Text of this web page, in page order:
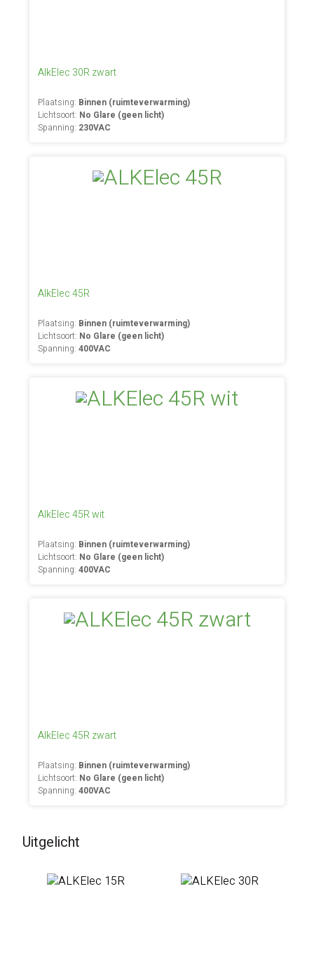
AlkElec 30R zwart
Plaatsing: Binnen (ruimteverwarming)
Lichtsoort: No Glare (geen licht)
Spanning: 230VAC
AlkElec 45R
Plaatsing: Binnen (ruimteverwarming)
Lichtsoort: No Glare (geen licht)
Spanning:400VAC
AlkElec 45R wit
Plaatsing: Binnen (ruimteverwarming)
Lichtsoort: No Glare (geen licht)
Spanning:400VAC
AlkElec 45R zwart
Plaatsing: Binnen (ruimteverwarming)
Lichtsoort: No Glare (geen licht)
Spanning:400VAC
Uitgelicht